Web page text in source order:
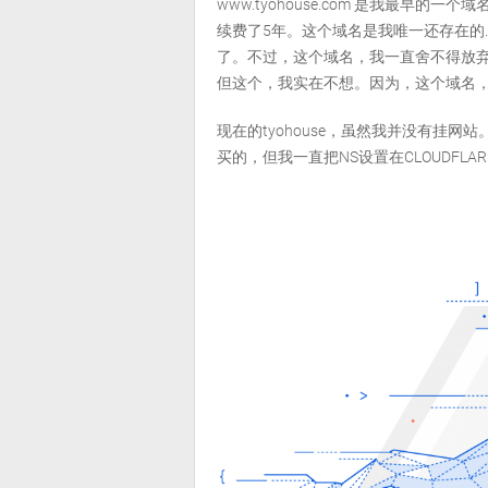
www.tyohouse.com 是我最早的一个域
续费了5年。这个域名是我唯一还存在
了。不过，这个域名，我一直舍不得放
但这个，我实在不想。因为，这个域名
现在的tyohouse，虽然我并没有挂网站
买的，但我一直把NS设置在